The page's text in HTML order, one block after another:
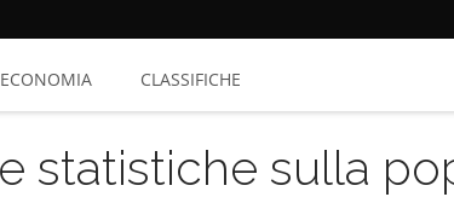
ECONOMIA CLASSIFICHE
statistiche sulla